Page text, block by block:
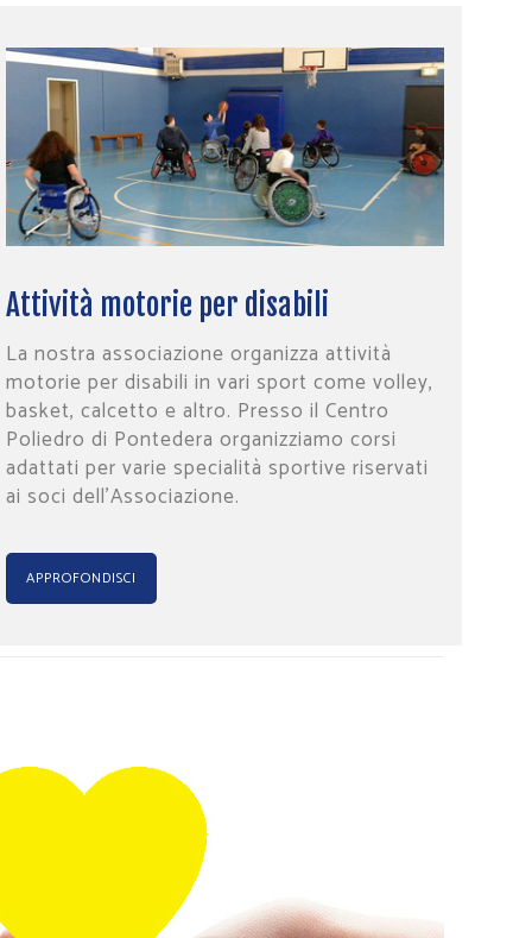
Attività motorie per disabili
La nostra associazione organizza attività
motorie per disabili in vari sport come volley,
basket, calcetto e altro. Presso il Centro
Poliedro di Pontedera organizziamo corsi
adattati per varie specialità sportive riservati
ai soci dell’Associazione.
APPROFONDISCI